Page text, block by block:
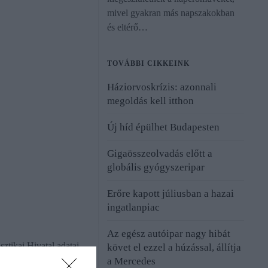
Hivatal adatai
mivel gyakran más napszakokban
és eltérő…
TOVÁBBI CIKKEINK
Háziorvoskrízis: azonnali
megoldás kell itthon
Új híd épülhet Budapesten
Gigaösszeolvadás előtt a
globális gyógyszeripar
Erőre kapott júliusban a hazai
ingatlanpiac
Az egész autóipar nagy hibát
követ el ezzel a húzással, állítja
a Mercedes